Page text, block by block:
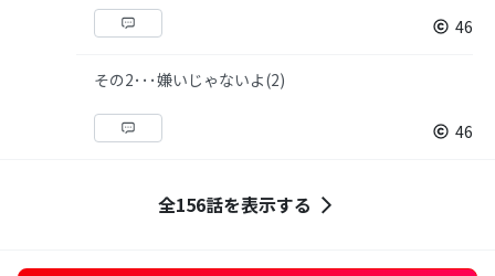
46
その2･･･嫌いじゃないよ(2)
46
全156話を表示する